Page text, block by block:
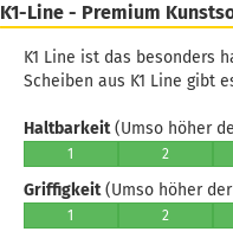
K1-Line - Premium
K1 Line ist das besonders
Scheiben aus K1 Line gibt
Haltbarkeit(Umso höher
1 2
Griffigkeit(Umso höher
1 2